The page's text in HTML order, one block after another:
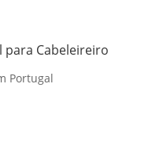
para Cabeleireiro
Portugal